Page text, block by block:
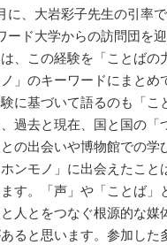
に、大岩彩子先生の引率
ード大学からの訪問団を
、この経験を「ことばの
」のキーワードにまとめ
に基づいて語るのも「こ
過去と現在、国と国の「
の出会いや博物館での学
ンモノ」に出会えたこと
す。「声」や「ことば」
人とをつなぐ根源的な媒
ると思います。参加した